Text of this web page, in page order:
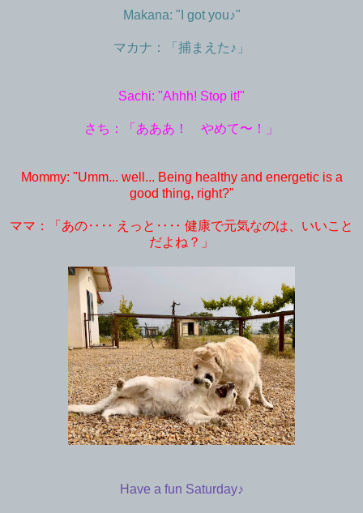
Makana: "I got you♪"
マカナ：「捕まえた♪」
Sachi: "Ahhh! Stop it!"
さち：「あああ！ やめて〜！」
Mommy: "Umm... well... Being healthy and energetic is a
good thing, right?"
ママ：「あの‥‥ えっと‥‥ 健康で元気なのは、いいこと
だよね？」
Have a fun Saturday♪